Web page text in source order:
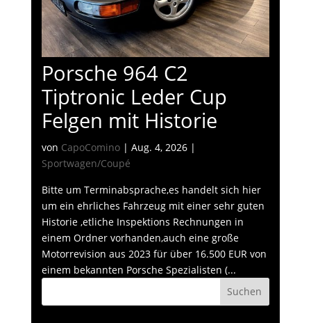
Porsche 964 C2
Tiptronic Leder Cup
Felgen mit Historie
von CapoComino| Aug. 4, 2026|
Sportwagen/Coupé
Bitte um Terminabsprache,es handelt sich hier
um ein ehrliches Fahrzeug mit einer sehr guten
Historie ,etliche Inspektions Rechnungen in
einem Ordner vorhanden,auch eine große
Motorrevision aus 2023 für über 16.500 EUR von
einem bekannten Porsche Spezialisten (...
Suchen